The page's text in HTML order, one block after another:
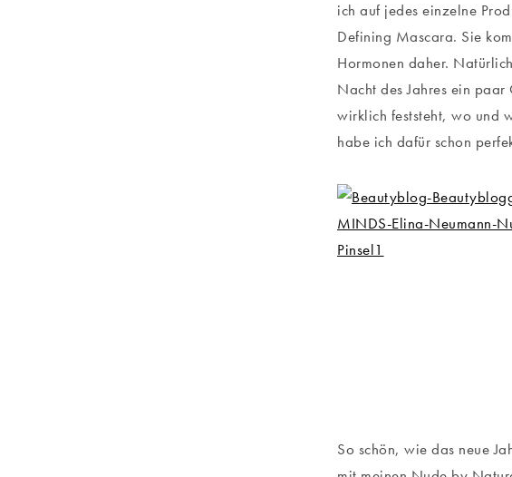
ich auf jedes einzelne
Defining Mascara. Sie
Hormonen daher.
Nacht des Jahres ein
wirklich feststeht, wo und
habe ich dafür schon
So schön, wie das neue